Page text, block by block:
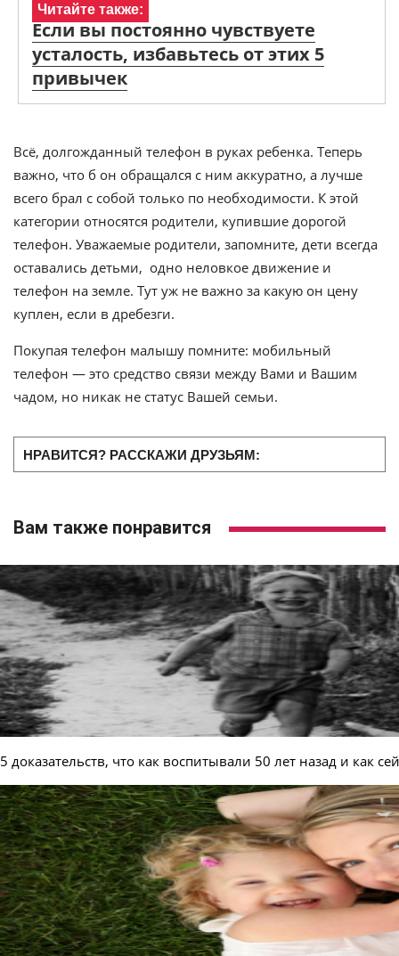
Читайте также:
Если вы постоянно чувствуете
усталость, избавьтесь от этих 5
привычек
Всё, долгожданный телефон в руках ребенка. Теперь
важно, что б он обращался с ним аккуратно, а лучше
всего брал с собой только по необходимости. К этой
категории относятся родители, купившие дорогой
телефон. Уважаемые родители, запомните, дети всегда
оставались детьми, одно неловкое движение и
телефон на земле. Тут уж не важно за какую он цену
куплен, если в дребезги.
Покупая телефон малышу помните: мобильный
телефон — это средство связи между Вами и Вашим
чадом, но никак не статус Вашей семьи.
НРАВИТСЯ? РАССКАЖИ ДРУЗЬЯМ:
Вам также понравится
5 доказательств, что как воспитывали 50 лет назад и как